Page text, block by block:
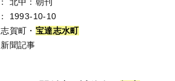
：
1993-10-10
志賀町・ 宝達志水町
新聞記事